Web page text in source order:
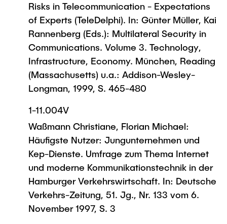
Risks in Telecommunication - Expectations
of Experts (TeleDelphi). In: Günter Müller, Kai
Rannenberg (Eds.): Multilateral Security in
Communications. Volume 3. Technology,
Infrastructure, Economy. München, Reading
(Massachusetts) u.a.: Addison-Wesley-
Longman, 1999, S. 465-480
1-11.004V
Waßmann Christiane, Florian Michael:
Häufigste Nutzer: Jungunternehmen und
Kep-Dienste. Umfrage zum Thema Internet
und moderne Kommunikationstechnik in der
Hamburger Verkehrswirtschaft. In: Deutsche
Verkehrs-Zeitung, 51. Jg., Nr. 133 vom 6.
November 1997, S. 3